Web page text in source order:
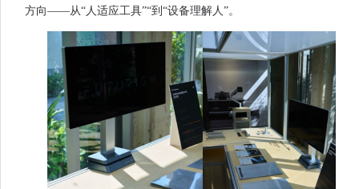
方向——从“人适应工具”“到“设备理解人”。